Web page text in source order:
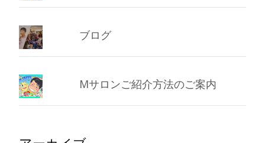
ブログ
Mサロンご紹介方法のご案内